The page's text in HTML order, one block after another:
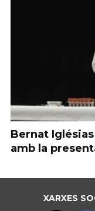
Bernat
amb la
XARXES